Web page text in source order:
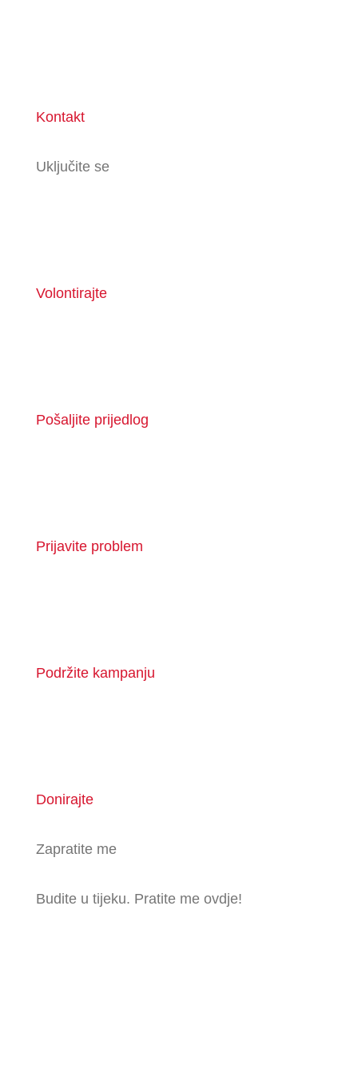
Kontakt
Uključite se
Volontirajte
Pošaljite prijedlog
Prijavite problem
Podržite kampanju
Donirajte
Zapratite me
Budite u tijeku. Pratite me ovdje!